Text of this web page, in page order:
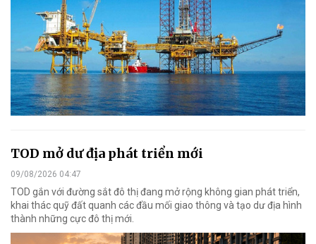
TOD mở dư địa phát triển mới
09/08/2026 04:47
TOD gắn với đường sắt đô thị đang mở rộng không gian phát triển,
khai thác quỹ đất quanh các đầu mối giao thông và tạo dư địa hình
thành những cực đô thị mới.